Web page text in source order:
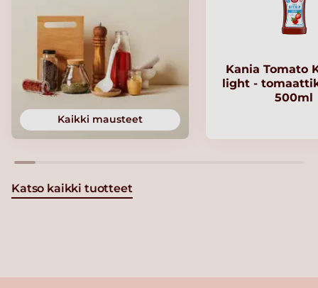
Kaikki mausteet
Kania Tomato
light -
500ml
Katso kaikki tuotteet